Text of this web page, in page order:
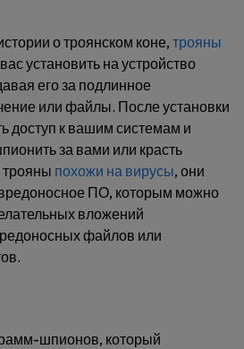
о троянском коне, трояны
установить на устройство
его за подлинное
или файлы. После установки
доступ к вашим системам и
за вами или красть
похожи на вирусы, они
ПО, которым можно
вложений
файлов или
шпионов, который